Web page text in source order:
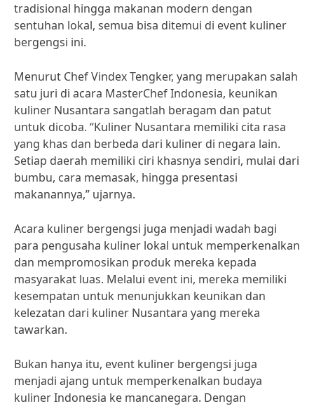
tradisional hingga makanan modern dengan
sentuhan lokal, semua bisa ditemui di event kuliner
bergengsi ini.
Menurut Chef Vindex Tengker, yang merupakan salah
satu juri di acara MasterChef Indonesia, keunikan
kuliner Nusantara sangatlah beragam dan patut
untuk dicoba. “Kuliner Nusantara memiliki cita rasa
yang khas dan berbeda dari kuliner di negara lain.
Setiap daerah memiliki ciri khasnya sendiri, mulai dari
bumbu, cara memasak, hingga presentasi
makanannya,” ujarnya.
Acara kuliner bergengsi juga menjadi wadah bagi
para pengusaha kuliner lokal untuk memperkenalkan
dan mempromosikan produk mereka kepada
masyarakat luas. Melalui event ini, mereka memiliki
kesempatan untuk menunjukkan keunikan dan
kelezatan dari kuliner Nusantara yang mereka
tawarkan.
Bukan hanya itu, event kuliner bergengsi juga
menjadi ajang untuk memperkenalkan budaya
kuliner Indonesia ke mancanegara. Dengan